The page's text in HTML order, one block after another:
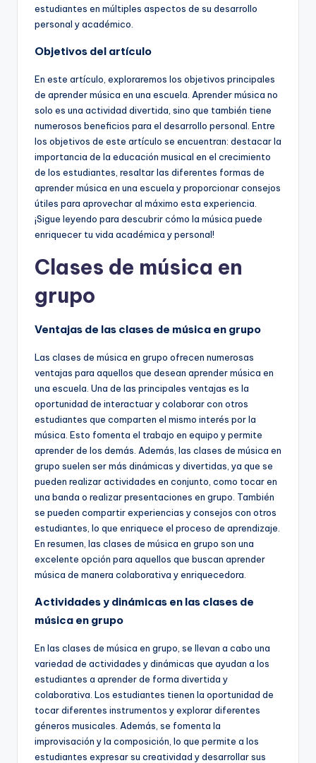
estudiantes en múltiples aspectos de su desarrollo
personal y académico.
Objetivos del artículo
En este artículo, exploraremos los objetivos principales
de aprender música en una escuela. Aprender música no
solo es una actividad divertida, sino que también tiene
numerosos beneficios para el desarrollo personal. Entre
los objetivos de este artículo se encuentran: destacar la
importancia de la educación musical en el crecimiento
de los estudiantes, resaltar las diferentes formas de
aprender música en una escuela y proporcionar consejos
útiles para aprovechar al máximo esta experiencia.
¡Sigue leyendo para descubrir cómo la música puede
enriquecer tu vida académica y personal!
Clases de música en
grupo
Ventajas de las clases de música en grupo
Las clases de música en grupo ofrecen numerosas
ventajas para aquellos que desean aprender música en
una escuela. Una de las principales ventajas es la
oportunidad de interactuar y colaborar con otros
estudiantes que comparten el mismo interés por la
música. Esto fomenta el trabajo en equipo y permite
aprender de los demás. Además, las clases de música en
grupo suelen ser más dinámicas y divertidas, ya que se
pueden realizar actividades en conjunto, como tocar en
una banda o realizar presentaciones en grupo. También
se pueden compartir experiencias y consejos con otros
estudiantes, lo que enriquece el proceso de aprendizaje.
En resumen, las clases de música en grupo son una
excelente opción para aquellos que buscan aprender
música de manera colaborativa y enriquecedora.
Actividades y dinámicas en las clases de
música en grupo
En las clases de música en grupo, se llevan a cabo una
variedad de actividades y dinámicas que ayudan a los
estudiantes a aprender de forma divertida y
colaborativa. Los estudiantes tienen la oportunidad de
tocar diferentes instrumentos y explorar diferentes
géneros musicales. Además, se fomenta la
improvisación y la composición, lo que permite a los
estudiantes expresar su creatividad y desarrollar sus